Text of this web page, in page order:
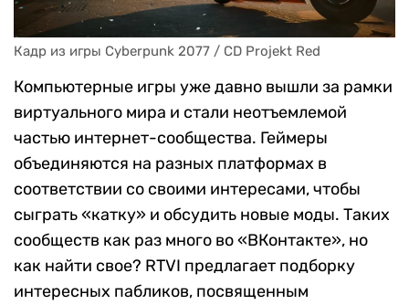
Кадр из игры Cyberpunk 2077 / CD Projekt Red
Компьютерные игры уже давно вышли за рамки
виртуального мира и стали неотъемлемой
частью интернет-сообщества. Геймеры
объединяются на разных платформах в
соответствии со своими интересами, чтобы
сыграть «катку» и обсудить новые моды. Таких
сообществ как раз много во «ВКонтакте», но
как найти свое? RTVI предлагает подборку
интересных пабликов, посвященным